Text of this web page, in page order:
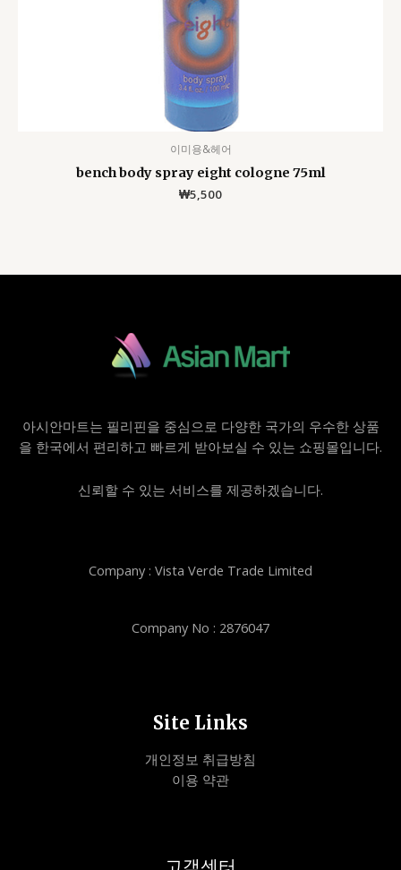
이미용&헤어
bench body spray eight cologne 75ml
₩5,500
아시안마트는 필리핀을 중심으로 다양한 국가의 우수한 상품
을 한국에서 편리하고 빠르게 받아보실 수 있는 쇼핑몰입니다.
신뢰할 수 있는 서비스를 제공하겠습니다.
Company : Vista Verde Trade Limited
Company No : 2876047
Site Links
개인정보 취급방침
이용 약관